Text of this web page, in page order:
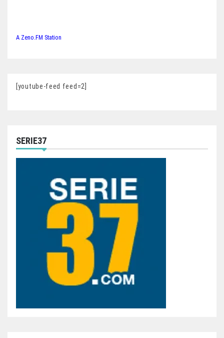
A Zeno.FM Station
[youtube-feed feed=2]
SERIE37